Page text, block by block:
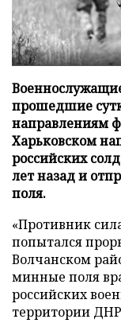
прошедшие
направлениям
Харьковском
российских
лет назад и
поля.
«Противник
попытался
Волчанском
минные поля
российских
территории ДНР